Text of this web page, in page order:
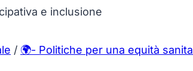
/ 🌍- Politiche per una equità